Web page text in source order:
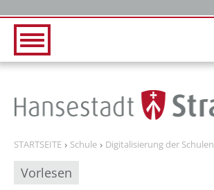
STARTSEITE Schule Digitalisierung der Schulen
Vorlesen